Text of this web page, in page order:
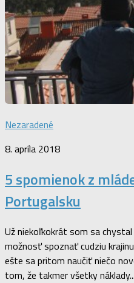
Nezaradené
8. apríla 2018
5 spomienok z
Portugalsku
Už niekoľkokrát som sa
možnosť spoznať cudziu
ešte sa pritom naučiť niečo
tom, že takmer všetky náklady...